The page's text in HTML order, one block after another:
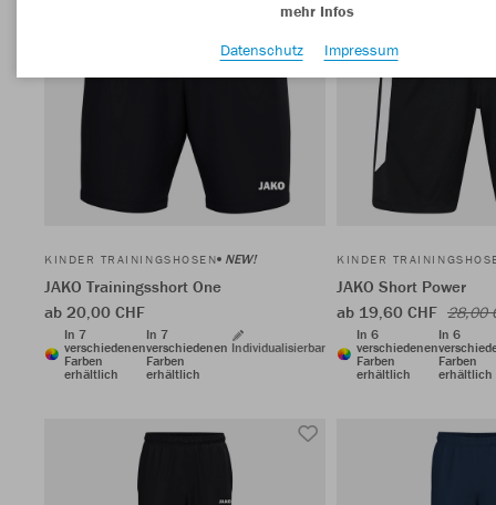
KINDER TRAININGSHOSEN NEW!
JAKO Trainingsshort One
ab 20,00 CHF
In 7
verschiedenen
Farben
erhältlich
In 7
verschiedenen
Farben
erhältlich
Individualisierbar
KINDER
JAKO Short Power
ab 19,60 CHF 28,00
In 6
verschiedenen
Farben
erhältlich
In 6
Farben
erhältlich
mehr Infos
Datenschutz
Impressum